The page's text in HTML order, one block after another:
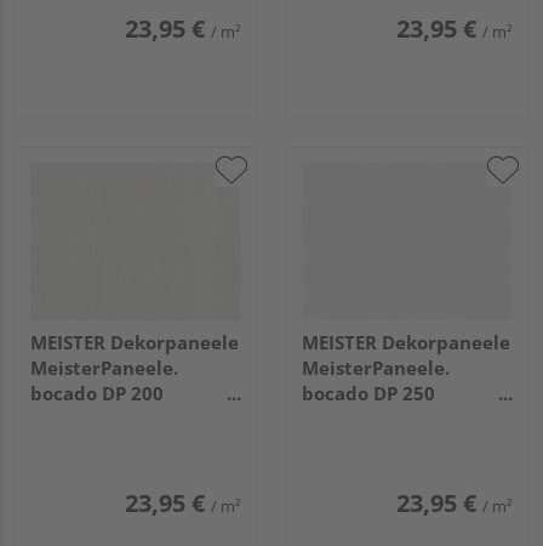
23,95 € / m² 23,95 € / m²
MEISTER Dekorpaneele
MeisterPaneele.
bocado DP 200
23,95 € / m²
MEISTER Dekorpaneele
MeisterPaneele.
bocado DP 250
23,95 € / m²